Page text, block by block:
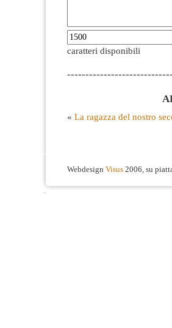
caratteri disponibili
« La ragazza del nostro
Webdesign Visus 2006, su